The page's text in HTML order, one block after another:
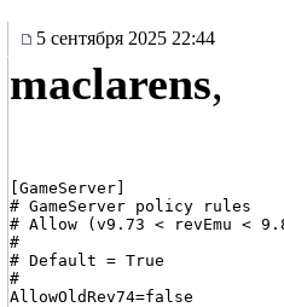
5 сентября 2025 22:44
maclarens,
[GameServer]
# GameServer policy rules
# Allow (v9.73 < revEmu <
#
# Default = True
#
AllowOldRev74=false